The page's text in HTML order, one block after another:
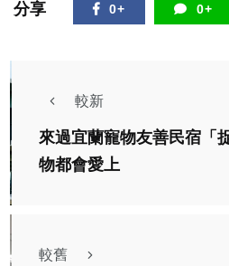
分享 0+ 0+
較新
來過宜蘭寵物友善民宿「
物都會愛上
較舊